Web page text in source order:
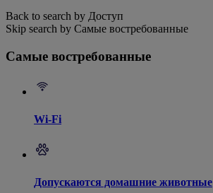
Back to search by Доступ
Skip search by Самые востребованные
Самые востребованные
Wi-Fi
Допускаются домашние животные